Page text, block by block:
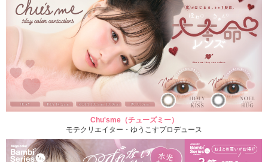
Chu'sme（チューズミー）
モテクリエイター・ゆうこすプロデュース